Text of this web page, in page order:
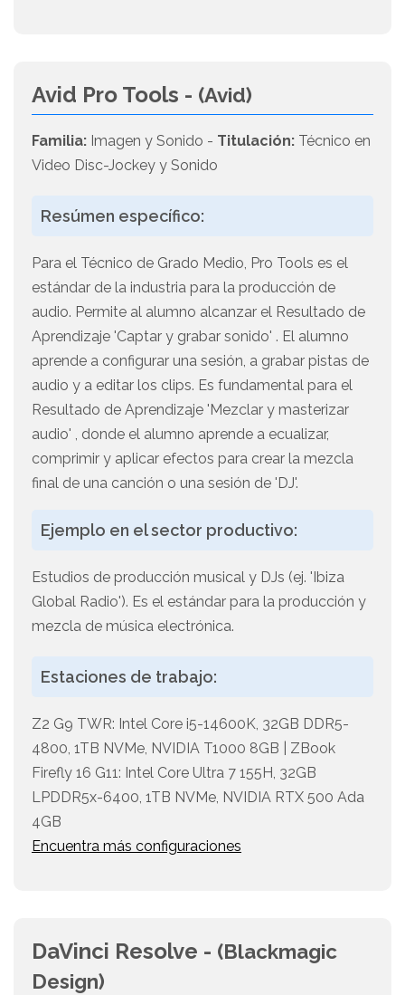
Avid Pro Tools - (Avid)
Familia: Imagen y Sonido - Titulación: Técnico en
Video Disc-Jockey y Sonido
Resúmen específico:
Para el Técnico de Grado Medio, Pro Tools es el
estándar de la industria para la producción de
audio. Permite al alumno alcanzar el Resultado de
Aprendizaje 'Captar y grabar sonido' . El alumno
aprende a configurar una sesión, a grabar pistas de
audio y a editar los clips. Es fundamental para el
Resultado de Aprendizaje 'Mezclar y masterizar
audio' , donde el alumno aprende a ecualizar,
comprimir y aplicar efectos para crear la mezcla
final de una canción o una sesión de 'DJ'.
Ejemplo en el sector productivo:
Estudios de producción musical y DJs (ej. 'Ibiza
Global Radio'). Es el estándar para la producción y
mezcla de música electrónica.
Estaciones de trabajo:
Z2 G9 TWR: Intel Core i5-14600K, 32GB DDR5-
4800, 1TB NVMe, NVIDIA T1000 8GB | ZBook
Firefly 16 G11: Intel Core Ultra 7 155H, 32GB
LPDDR5x-6400, 1TB NVMe, NVIDIA RTX 500 Ada
4GB
Encuentra más configuraciones
DaVinci Resolve - (Blackmagic
Design)